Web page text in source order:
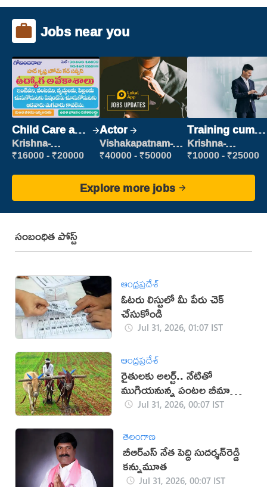
Jobs near you
Child Care and
Patient care
Krishna-
vijayawada
₹16000 - ₹20000
Actor
Vishakapatnam-
new
₹40000 - ₹50000
Training cum
Placement
Krishna-
vijayawada
₹10000 - ₹25000
Explore more jobs
సంబంధిత పోస్ట్
ఆంధ్రప్రదేశ్
ఓటరు లిస్టులో మీ పేరు చెక్
చేసుకోండి
Jul 31, 2026, 01:07 IST
ఆంధ్రప్రదేశ్
రైతులకు అలర్ట్.. నేటితో
ముగియనున్న పంటల బీమా
గడువుJul 31, 2026, 00:07 IST
తెలంగాణ
బీఆర్‌ఎస్ నేత పెద్ది సుదర్శన్‌రెడ్డి
కన్నుమూత
Jul 31, 2026, 00:07 IST